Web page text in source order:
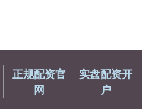
正规配资官
网
实盘配资开
户